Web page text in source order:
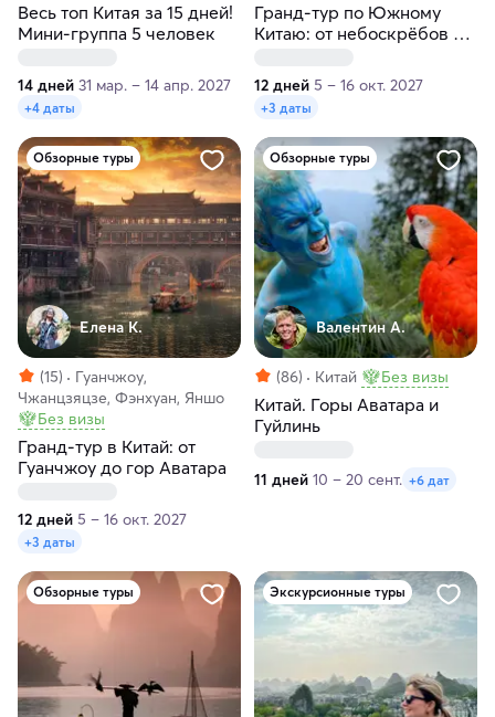
Весь топ Китая за 15 дней!
Мини-группа 5 человек
14 дней 31 мар. – 14 апр. 2027
+4 даты
Гранд-тур по Южному
Китаю: от небоскрёбов до
12 дней 5 – 16 окт. 2027
+3 даты
Обзорные туры
Елена К.
(15)
Гуанчжоу,
Чжанцзяцзе, Фэнхуан, Яншо
Без визы
Гранд-тур в Китай: от
Гуанчжоу до гор Аватара
12 дней 5 – 16 окт. 2027
+3 даты
Обзорные туры
Валентин А.
(86) Китай Без визы
Китай. Горы Аватара и
Гуйлинь
11 дней 10 – 20 сент. +6 дат
Обзорные туры Экскурсионные туры